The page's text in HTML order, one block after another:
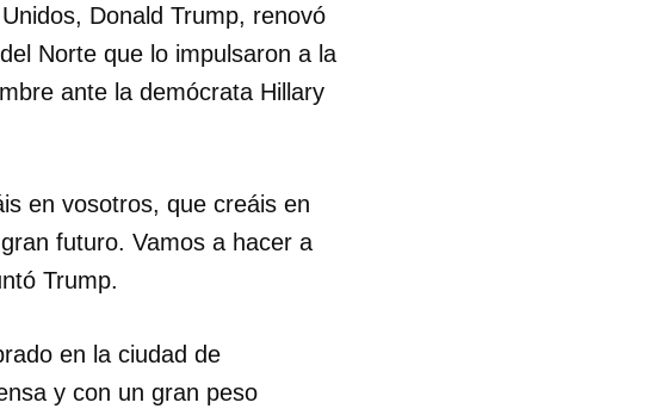
Donald Trump, renovó
Norte que lo impulsaron a la
ante la demócrata Hillary
en vosotros, que creáis en
futuro. Vamos a hacer a
Trump.
en la ciudad de
y con un gran peso